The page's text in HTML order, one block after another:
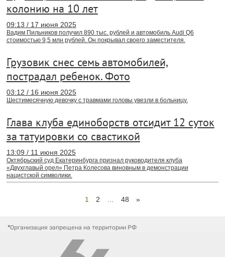
колонию на 10 лет
09:13 / 17 июня 2025
Вадим Пильников получил 890 тыс. рублей и автомобиль Audi Q6
стоимостью 9,5 млн рублей. Он покрывал своего заместителя.
Грузовик снес семь автомобилей,
пострадал ребенок. Фото
03:12 / 16 июня 2025
Шестимесячную девочку с травмами головы увезли в больницу.
Глава клуба единоборств отсидит 12 суток
за татуировки со свастикой
13:09 / 11 июня 2025
Октябрьский суд Екатеринбурга признал руководителя клуба
«Двухглавый орел» Петра Колесова виновным в демонстрации
нацистской символики.
1 2 48 »
*Организация запрещена на территории РФ